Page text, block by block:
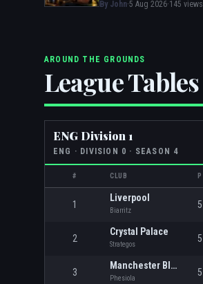
By John·5 Aug 2026·145 views
AROUND THE GROUNDS
League Tables
ENG Division 1
ENG · DIVISION 0 · SEASON 4
# CLUB P
1
Liverpool
Biarritz
5
2
Crystal Palace
Strategos
5
3
Manchester Blue
Phesiola
5